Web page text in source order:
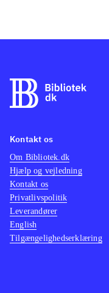
Kontakt os
Om Bibliotek.dk
Hjælp og vejledning
Kontakt os
Privatlivspolitik
Leverandører
English
Tilgængelighedserklæring